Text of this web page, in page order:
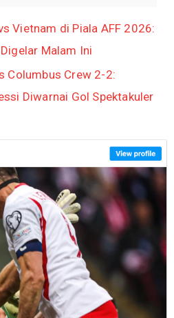
Vietnam di Piala AFF 2026:
Malam Ini
Columbus Crew 2-2:
Diwarnai Gol Spektakuler